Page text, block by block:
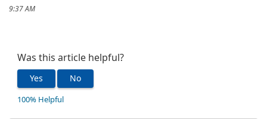
9:37 AM
Was this article helpful?
Yes No
100% Helpful